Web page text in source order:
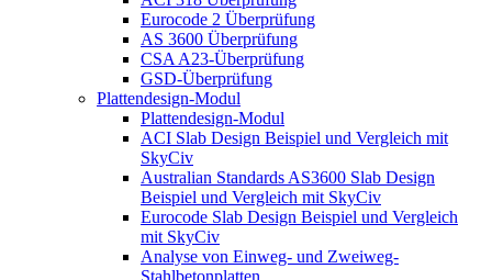
Eurocode 2 Überprüfung
AS 3600 Überprüfung
CSA A23-Überprüfung
GSD-Überprüfung
Plattendesign-Modul
Plattendesign-Modul
ACI Slab Design Beispiel und Vergleich mit
SkyCiv
Australian Standards AS3600 Slab Design
Beispiel und Vergleich mit SkyCiv
Eurocode Slab Design Beispiel und Vergleich
mit SkyCiv
Analyse von Einweg- und Zweiweg-